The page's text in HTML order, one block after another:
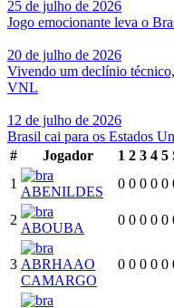
25 de julho de 2026
Jogo emocionante leva o
20 de julho de 2026
Vivendo um declínio
VNL
12 de julho de 2026
Brasil cai para os Estados
#
Jogador 1 2 3 4 5
1
ABENILDES
0 0 0 0 0
2
ABOUBA
0 0 0 0 0
3 ABRHAAO
CAMARGO
0 0 0 0 0